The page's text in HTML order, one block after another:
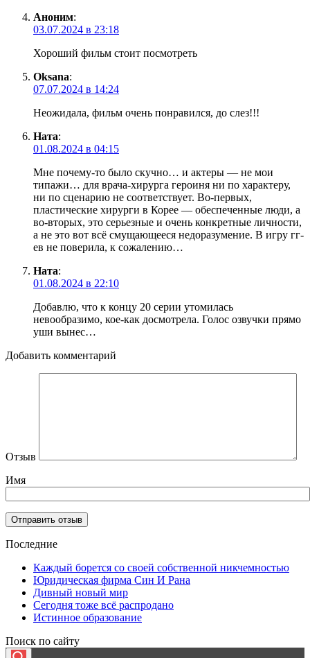
Аноним:
03.07.2024 в 23:18
Хороший фильм стоит посмотреть
Oksana:
07.07.2024 в 14:24
Неожидала, фильм очень понравился, до слез!!!
Ната:
01.08.2024 в 04:15
Мне почему-то было скучно… и актеры — не мои
типажи… для врача-хирурга героиня ни по характеру,
ни по сценарию не соответствует. Во-первых,
пластические хирурги в Корее — обеспеченные люди, а
во-вторых, это серьезные и очень конкретные личности,
а не это вот всё смущающееся недоразумение. В игру гг-
ев не поверила, к сожалению…
Ната:
01.08.2024 в 22:10
Добавлю, что к концу 20 серии утомилась
невообразимо, кое-как досмотрела. Голос озвучки прямо
уши вынес…
Добавить комментарий
Отзыв
Имя
Последние
Каждый борется со своей собственной никчемностью
Юридическая фирма Син И Рана
Дивный новый мир
Сегодня тоже всё распродано
Истинное образование
Поиск по сайту